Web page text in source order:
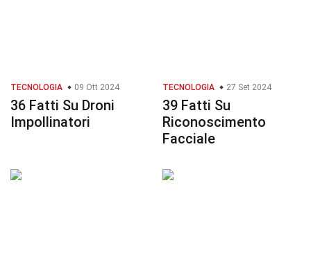
TECNOLOGIA 09 Ott 2024
36 Fatti Su Droni
Impollinatori
TECNOLOGIA 27 Set 2024
39 Fatti Su
Riconoscimento
Facciale